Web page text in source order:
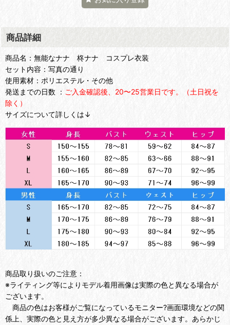
商品詳細
商品名：無能なナナ 柊ナナ コスプレ衣装
セット内容：写真の通り
使用素材：ポリエステル・その他
発送までの日数 ： ご入金確認後、20〜25営業日です。（土日祝を
除く）
サイズについて詳しくは↓
商品取り扱いのご注意：
※ライティング等によりモデル着用画像は実際の色と異なる場合が
ございます。
商品の色はお客様がご覧になっているモニター?画面環境などの関
係上、実際の色と見え方が多少異なる場合がございます。あらかじ